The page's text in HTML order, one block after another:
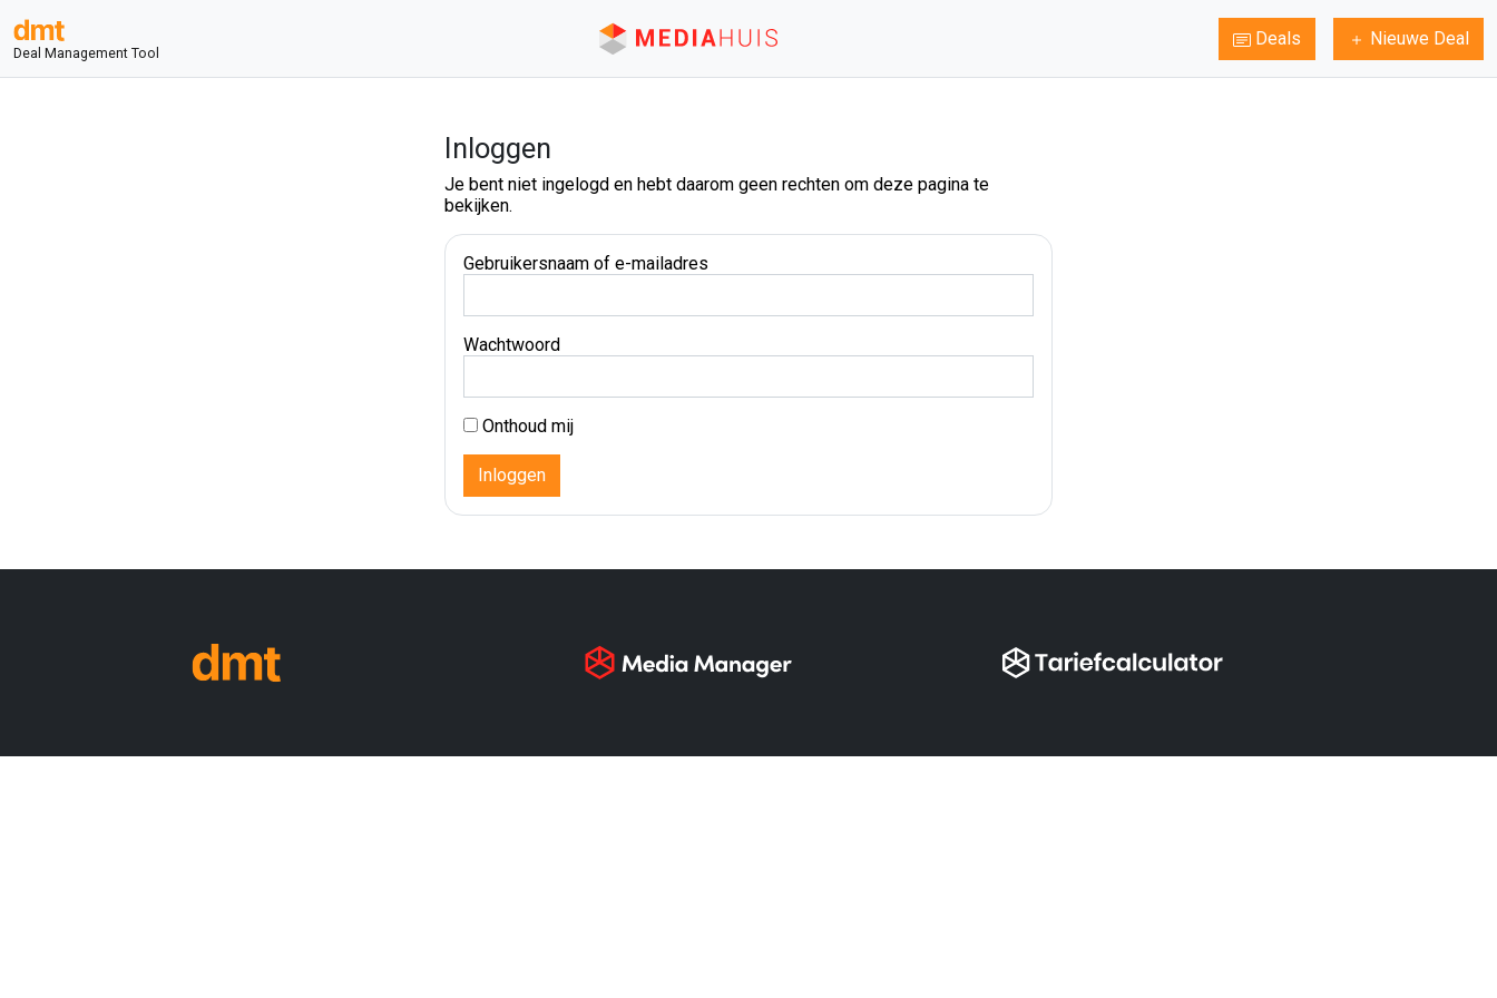
Deal Management Tool
Deals Nieuwe Deal
Inloggen
Je bent niet ingelogd en hebt daarom geen rechten om deze pagina te
bekijken.
Gebruikersnaam of e-mailadres
Wachtwoord
Onthoud mij